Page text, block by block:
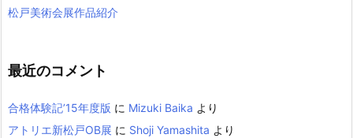
松戸美術会展作品紹介
最近のコメント
合格体験記’15年度版 に Mizuki Baika より
アトリエ新松戸OB展 に Shoji Yamashita より